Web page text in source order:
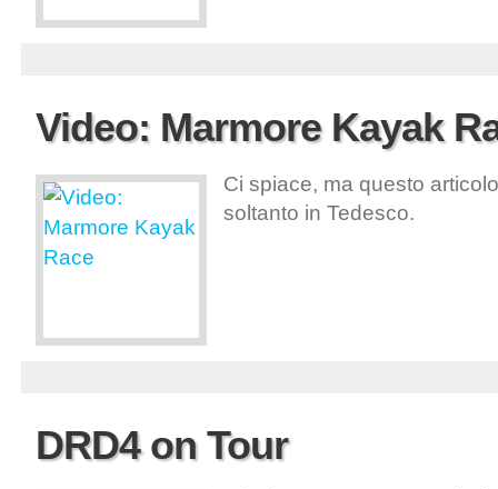
Video: Marmore Kayak
Ci spiace, ma questo
soltanto in Tedesco.
DRD4 on Tour